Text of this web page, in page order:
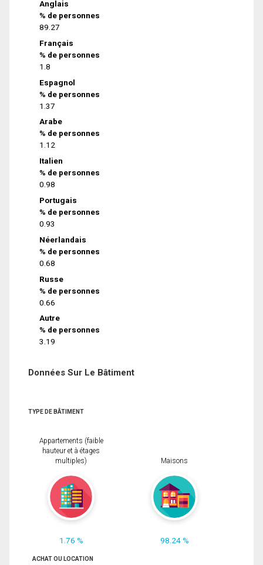
Anglais
% de personnes
89.27
Français
% de personnes
1.8
Espagnol
% de personnes
1.37
Arabe
% de personnes
1.12
Italien
% de personnes
0.98
Portugais
% de personnes
0.93
Néerlandais
% de personnes
0.68
Russe
% de personnes
0.66
Autre
% de personnes
3.19
Données Sur Le Bâtiment
TYPE DE BÂTIMENT
Appartements (faible
hauteur et à étages
multiples)
1.76 %
Maisons
98.24 %
ACHAT OU LOCATION